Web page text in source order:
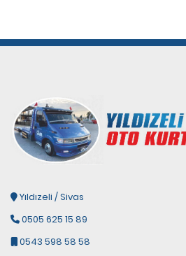
Yıldızeli / Sivas
0505 625 15 89
0543 598 58 58